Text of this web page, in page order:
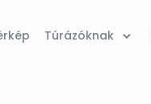
Túrázóknak